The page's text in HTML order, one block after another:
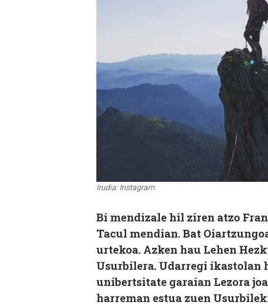
Irudia: Instagram
Bi mendizale hil ziren atzo
Tacul mendian. Bat
urtekoa. Azken hau Lehen
Usurbilera. Udarregi ikastolan
unibertsitate garaian Lezora
harreman estua zuen